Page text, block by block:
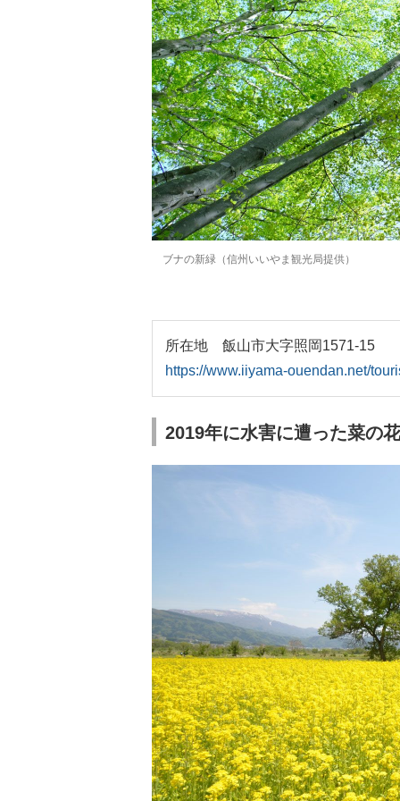
ブナの新緑（信州いいやま観光局提供）
所在地 飯山市大字照岡1571-15
https://www.iiyama-ouendan.net/
2019年に水害に遭った菜の